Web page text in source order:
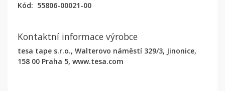
Kód: 55806-00021-00
Kontaktní informace výrobce
tesa tape s.r.o., Walterovo náměstí 329/3, Jinonice,
158 00 Praha 5, www.tesa.com